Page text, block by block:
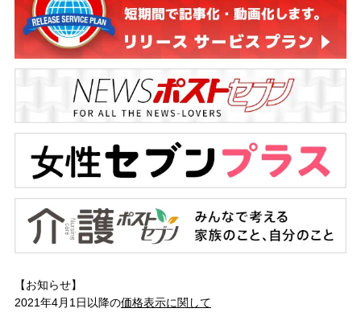
【お知らせ】
2021年4月1日以降の価格表示に関して